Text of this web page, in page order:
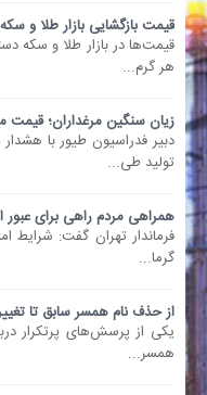
خانه قیمت بازگشایی بازار طلا و سکه امروز 15
قیمت‌ها در بازار طلا و سکه
هر گرم...
زیان سنگین مرغداران؛ قیمت
دبیر فدراسیون طیور با
تولید طی...
همراهی مردم راهی برای عبور
فرماندار تهران گفت:
گرما...
از حذف نام همسر سابق تا
یکی از پرسش‌های پرتکرار
همسر...